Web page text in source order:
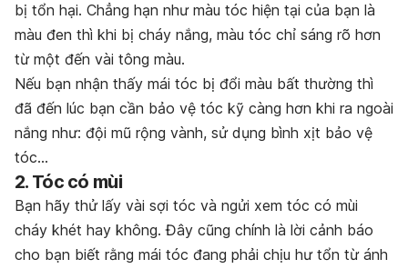
bị tổn hại. Chẳng hạn như màu tóc hiện tại của bạn là
màu đen thì khi bị cháy nắng, màu tóc chỉ sáng rõ hơn
từ một đến vài tông màu.
Nếu bạn nhận thấy mái tóc bị đổi màu bất thường thì
đã đến lúc bạn cần bảo vệ tóc kỹ càng hơn khi ra ngoài
nắng như: đội mũ rộng vành, sử dụng bình xịt bảo vệ
tóc…
2. Tóc có mùi
Bạn hãy thử lấy vài sợi tóc và ngửi xem tóc có mùi
cháy khét hay không. Đây cũng chính là lời cảnh báo
cho bạn biết rằng mái tóc đang phải chịu hư tổn từ ánh